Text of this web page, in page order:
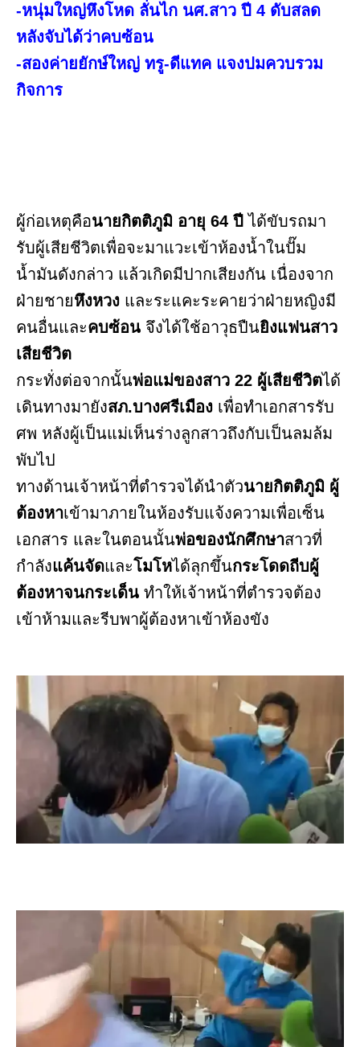
-หนุ่มใหญ่หึงโหด ลั่นไก นศ.สาว ปี 4 ดับสลด
หลังจับได้ว่าคบซ้อน
-สองค่ายยักษ์ใหญ่ ทรู-ดีแทค แจงปมควบรวม
กิจการ
ผู้ก่อเหตุคือนายกิตติภูมิ อายุ 64 ปี ได้ขับรถมา
รับผู้เสียชีวิตเพื่อจะมาแวะเข้าห้องน้ำในปั๊ม
น้ำมันดังกล่าว แล้วเกิดมีปากเสียงกัน เนื่องจาก
ฝ่ายชายหึงหวง และระแคะระคายว่าฝ่ายหญิงมี
คนอื่นและคบซ้อน จึงได้ใช้อาวุธปืนยิงแฟนสาว
เสียชีวิต
กระทั่งต่อจากนั้นพ่อแม่ของสาว 22 ผู้เสียชีวิตได้
เดินทางมายังสภ.บางศรีเมือง เพื่อทำเอกสารรับ
ศพ หลังผู้เป็นแม่เห็นร่างลูกสาวถึงกับเป็นลมล้ม
พับไป
ทางด้านเจ้าหน้าที่ตำรวจได้นำตัวนายกิตติภูมิ ผู้
ต้องหาเข้ามาภายในห้องรับแจ้งความเพื่อเซ็น
เอกสาร และในตอนนั้นพ่อของนักศึกษาสาวที่
กำลังแค้นจัดและโมโหได้ลุกขึ้นกระโดดถีบผู้
ต้องหาจนกระเด็น ทำให้เจ้าหน้าที่ตำรวจต้อง
เข้าห้ามและรีบพาผู้ต้องหาเข้าห้องขัง